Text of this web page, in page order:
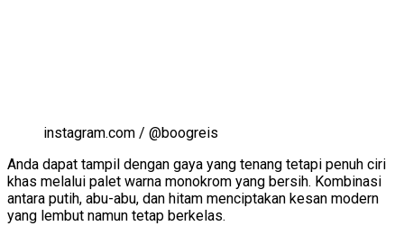
instagram.com / @boogreis
Anda dapat tampil dengan gaya yang tenang tetapi penuh ciri
khas melalui palet warna monokrom yang bersih. Kombinasi
antara putih, abu-abu, dan hitam menciptakan kesan modern
yang lembut namun tetap berkelas.